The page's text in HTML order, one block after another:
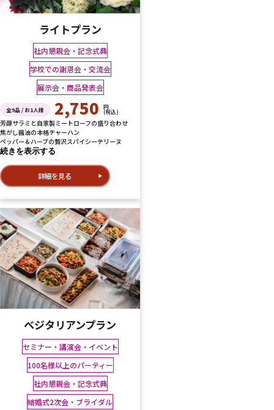
ライトプラン
社内懇親会・記念式典
学校での謝恩会・交流会
展示会・商品発表会
全9品 / お1人様 2,750 円
(税込)
芳醇サラミと自家製ミートローフの盛り合わせ
焦がし醤油の本格チャーハン
ペッパー＆ハーブの贅沢スパイシーテリーヌ
続きを表示する
詳細を見る
ベジタリアンプラン
セミナー・講演会・イベント
100名様以上のパーティー
社内懇親会・記念式典
結婚式2次会・ブライダル